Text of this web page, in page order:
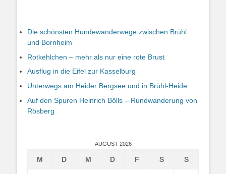
Die schönsten Hundewanderwege zwischen Brühl
und Bornheim
Rotkehlchen – mehr als nur eine rote Brust
Ausflug in die Eifel zur Kasselburg
Unterwegs am Heider Bergsee und in Brühl-Heide
Auf den Spuren Heinrich Bölls – Rundwanderung von
Rösberg
AUGUST 2026
M D M D F S S